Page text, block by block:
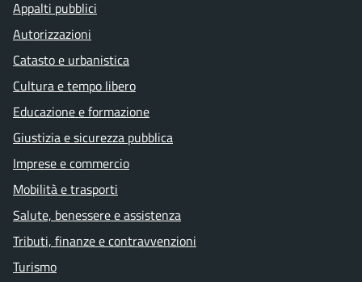
Appalti pubblici
Autorizzazioni
Catasto e urbanistica
Cultura e tempo libero
Educazione e formazione
Giustizia e sicurezza pubblica
Imprese e commercio
Mobilità e trasporti
Salute, benessere e assistenza
Tributi, finanze e contravvenzioni
Turismo